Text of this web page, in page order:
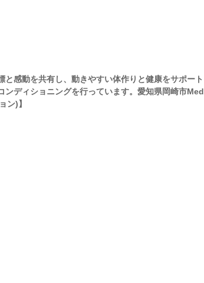
と感動を共有し、動きやすい体作りと健康をサポー
ンディショニングを行っています。愛知県岡崎市
ン)】